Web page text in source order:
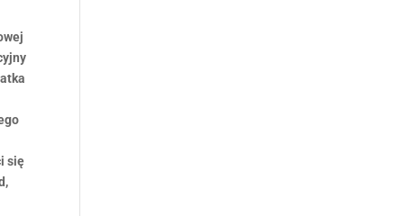
się